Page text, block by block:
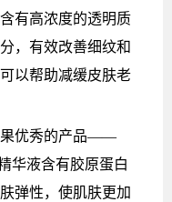
有高浓度的透明质
，有效改善细纹和
以帮助减缓皮肤老
果优秀的产品——
华液含有胶原蛋白
弹性，使肌肤更加